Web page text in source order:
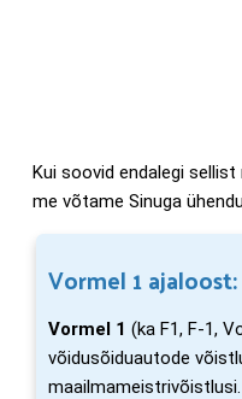
Kui soovid endalegi
me võtame Sinuga
Vormel 1 ajaloost:
Vormel 1 (ka F1, F-1,
võidusõiduautode
maailmameistrivõistlusi.